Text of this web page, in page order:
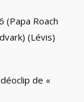
(Papa Roach
(Lévis)
de «